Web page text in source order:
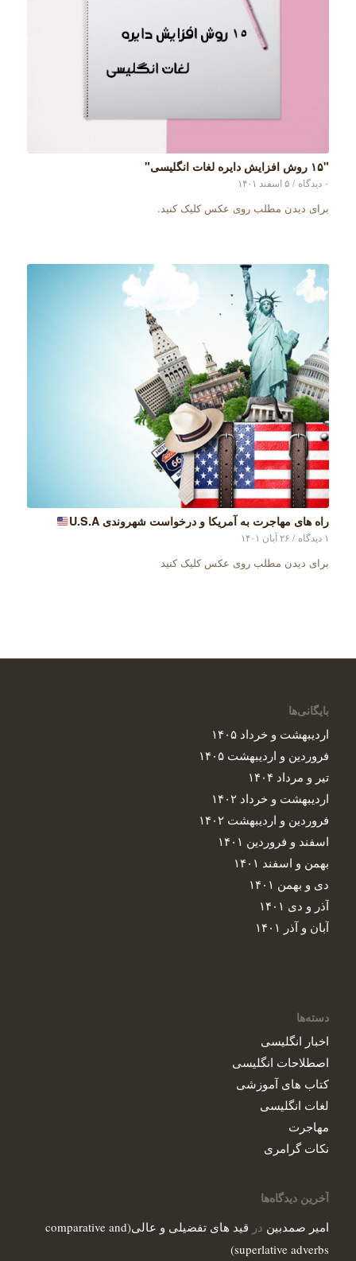
"۱۵ روش افزایش دایره لغات انگلیسی"
۰ دیدگاه / ۵ اسفند ۱۴۰۱
برای دیدن مطلب روی عکس کلیک کنید.
راه های مهاجرت به آمریکا و درخواست شهروندی U.S.A
۱ دیدگاه / ۲۶ آبان ۱۴۰۱
برای دیدن مطلب روی عکس کلیک کنید
بایگانی‌ها
اردیبهشت و خرداد ۱۴۰۵
فروردین و اردیبهشت ۱۴۰۵
تیر و مرداد ۱۴۰۴
اردیبهشت و خرداد ۱۴۰۲
فروردین و اردیبهشت ۱۴۰۲
اسفند و فروردین ۱۴۰۱
بهمن و اسفند ۱۴۰۱
دی و بهمن ۱۴۰۱
آذر و دی ۱۴۰۱
آبان و آذر ۱۴۰۱
دسته‌ها
اخبار انگلیسی
اصطلاحات انگلیسی‌
کتاب های آموزشی
لغات انگلیسی
مهاجرت
نکات گرامری
آخرین دیدگاه‌ها
امیر صمدبین در
قید های تفضیلی و عالی(comparative and
superlative adverbs)